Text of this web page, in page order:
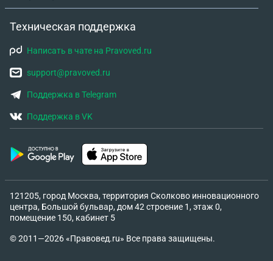
Техническая поддержка
Написать в чате на Pravoved.ru
support@pravoved.ru
Поддержка в Telegram
Поддержка в VK
121205, город Москва, территория Сколково инновационного
центра, Большой бульвар, дом 42 строение 1, этаж 0,
помещение 150, кабинет 5
© 2011—2026 «Правовед.ru» Все права защищены.